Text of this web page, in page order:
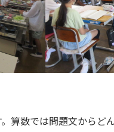
算数では問題文からど